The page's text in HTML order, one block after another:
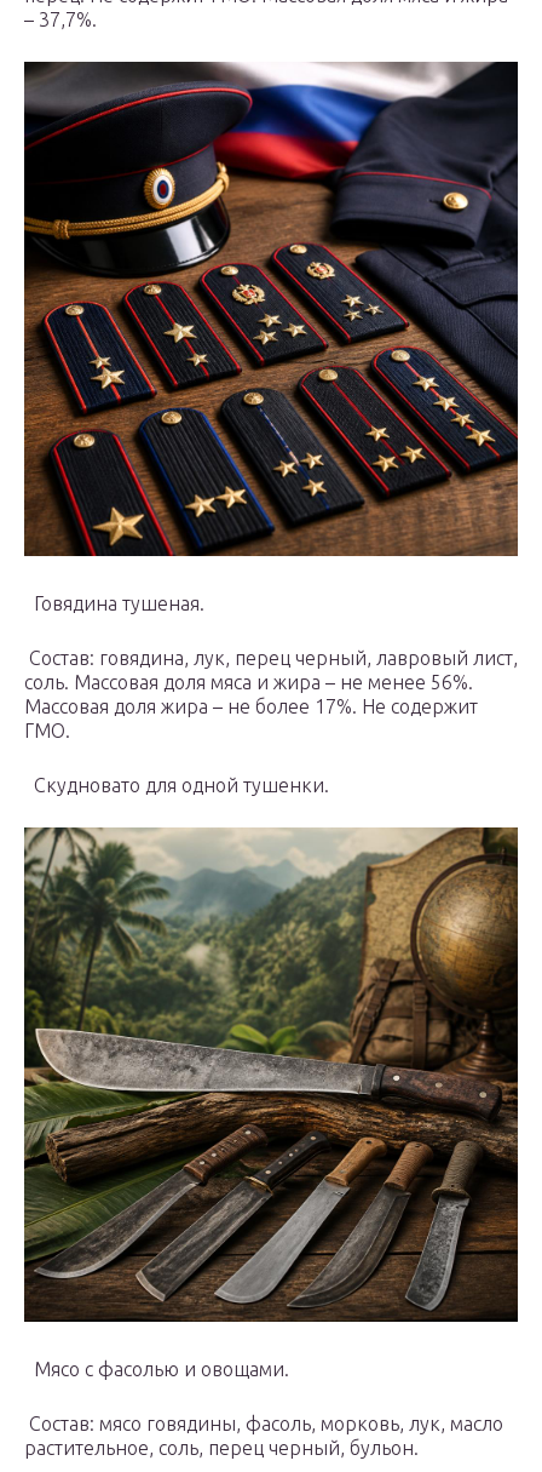
– 37,7%.
Говядина тушеная.
Состав: говядина, лук, перец черный, лавровый лист,
соль. Массовая доля мяса и жира – не менее 56%.
Массовая доля жира – не более 17%. Не содержит
ГМО.
Скудновато для одной тушенки.
Мясо с фасолью и овощами.
Состав: мясо говядины, фасоль, морковь, лук, масло
растительное, соль, перец черный, бульон.